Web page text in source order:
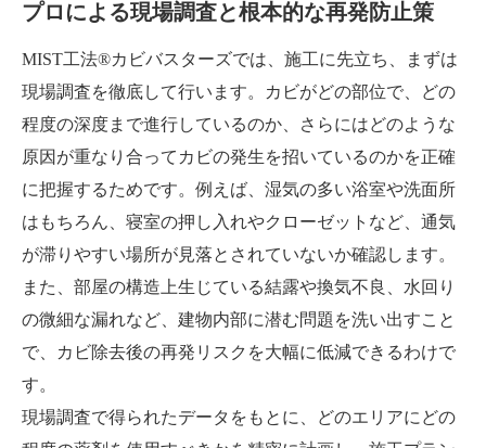
プロによる現場調査と根本的な再発防止策
MIST工法®カビバスターズでは、施工に先立ち、まずは
現場調査を徹底して行います。カビがどの部位で、どの
程度の深度まで進行しているのか、さらにはどのような
原因が重なり合ってカビの発生を招いているのかを正確
に把握するためです。例えば、湿気の多い浴室や洗面所
はもちろん、寝室の押し入れやクローゼットなど、通気
が滞りやすい場所が見落とされていないか確認します。
また、部屋の構造上生じている結露や換気不良、水回り
の微細な漏れなど、建物内部に潜む問題を洗い出すこと
で、カビ除去後の再発リスクを大幅に低減できるわけで
す。
現場調査で得られたデータをもとに、どのエリアにどの